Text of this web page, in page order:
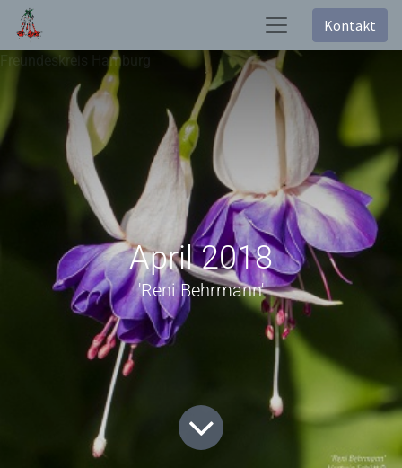
Kontakt
Freundeskreis Hamburg
April 2018
'Reni Behrmann'